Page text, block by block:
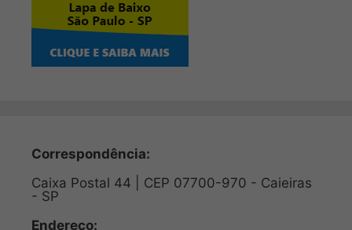
Correspondência:
Caixa Postal 44 | CEP 07700-970 - Caieiras
- SP
Endereço: